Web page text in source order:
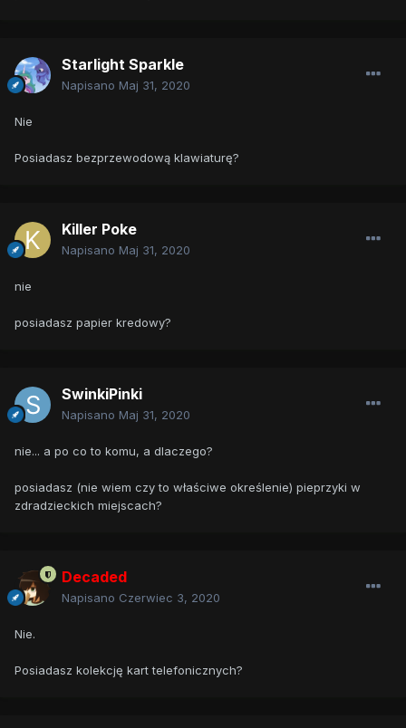
Starlight Sparkle
Napisano Maj 31, 2020
Nie
Posiadasz bezprzewodową klawiaturę?
Killer Poke
Napisano Maj 31, 2020
nie
posiadasz papier kredowy?
SwinkiPinki
Napisano Maj 31, 2020
nie... a po co to komu, a dlaczego?
posiadasz (nie wiem czy to właściwe określenie) pieprzyki w
zdradzieckich miejscach?
Decaded
Napisano Czerwiec 3, 2020
Nie.
Posiadasz kolekcję kart telefonicznych?